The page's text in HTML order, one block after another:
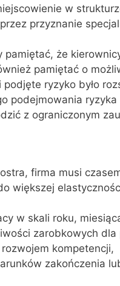
w
przyznanie
że
pamiętać o
ryzyko było
podejmowania ryzyka
z ograniczonym
firma musi
większej
w skali roku,
zarobkowych dla
kompetencji,
zakończenia